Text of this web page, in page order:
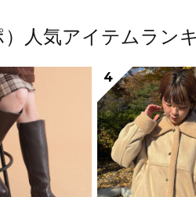
人気アイテムラン
4